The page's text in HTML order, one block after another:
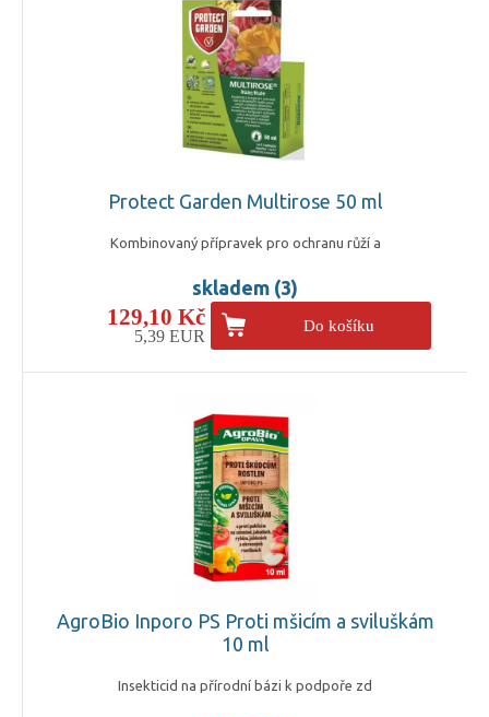
Protect Garden Multirose 50 ml
Kombinovaný přípravek pro ochranu růží a
skladem (3)
129,10 Kč
5,39 EUR
Do košíku
AgroBio Inporo PS Proti mšicím a sviluškám
10 ml
Insekticid na přírodní bázi k podpoře zd